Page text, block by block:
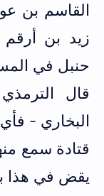
القاسم بن
زيد بن
حنبل في
قال
البخاري -
قتادة سمع
يقض في هذا